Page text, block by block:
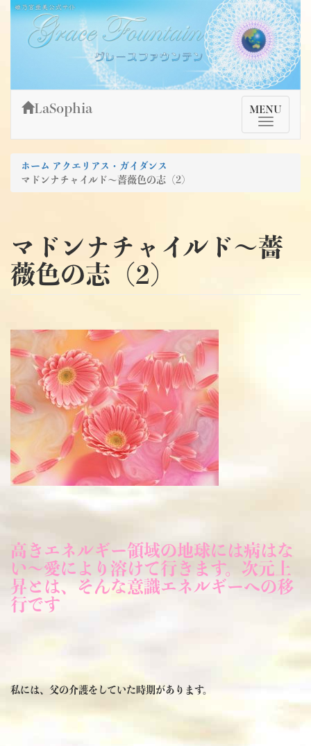
Skip
content
姫乃宮亜美公式サイト～Grace Fountain～
グレースファウンテン
TMenu
MENU
LaSophia
ホーム アクエリアス・ガイダンス
マドンナチャイルド～薔薇色の志（2)
マドンナチャイルド～薔
薇色の志（2)
高きエネルギー領域の地球には病はな
い～愛により溶けて行きます。次元上
昇とは、そんな意識エネルギーへの移
行です
私には、父の介護をしていた時期があります。